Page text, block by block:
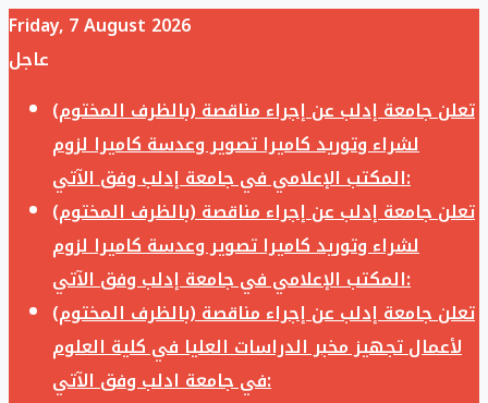
Friday, 7 August 2026
عاجل
تعلن جامعة إدلب عن إجراء مناقصة (بالظرف المختوم)
لشراء وتوريد كاميرا تصوير وعدسة كاميرا لزوم
المكتب الإعلامي في جامعة إدلب وفق الآتي:
تعلن جامعة إدلب عن إجراء مناقصة (بالظرف المختوم)
لشراء وتوريد كاميرا تصوير وعدسة كاميرا لزوم
المكتب الإعلامي في جامعة إدلب وفق الآتي:
تعلن جامعة إدلب عن إجراء مناقصة (بالظرف المختوم)
لأعمال تجهيز مخبر الدراسات العليا في كلية العلوم
في جامعة ادلب وفق الآتي: